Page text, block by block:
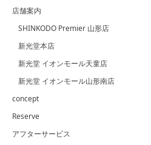
店舗案内
SHINKODO Premier 山形店
新光堂本店
新光堂 イオンモール天童店
新光堂 イオンモール山形南店
concept
Reserve
アフターサービス